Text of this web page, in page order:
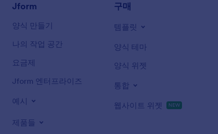
Jform
양식 만들기
나의 작업 공간
요금제
Jform 엔터프라이즈
예시
제품들
구매
템플릿
양식 테마
양식 위젯
통합
웹사이트 위젯 NEW